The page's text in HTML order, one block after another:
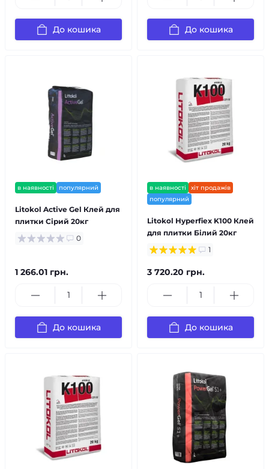
До кошика До кошика
в наявності популярний
Litokol Active Gel Клей для
плитки Сірий 20кг
0
1 266.01 грн.
До кошика
в наявності
хіт продажів
популярний
Litokol Hyperfiex K100 Клей
для плитки Білий 20кг
1
3 720.20 грн.
До кошика